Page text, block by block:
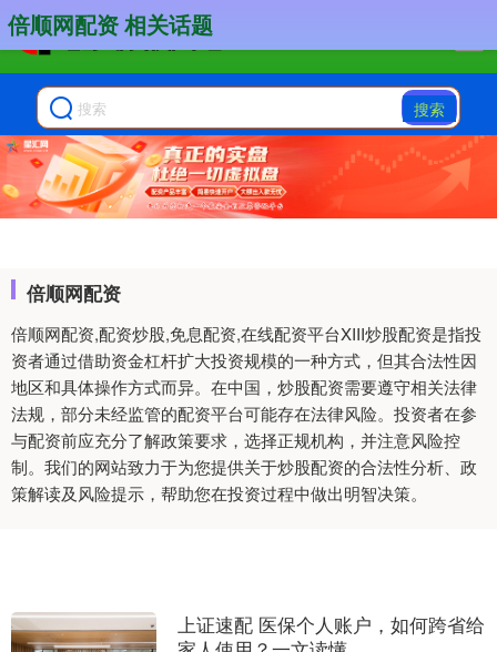
搜索
倍顺网配资
倍顺网配资,配资炒股,免息配资,在线配资平台XIII‌炒股配资是指投
资者通过借助资金杠杆扩大投资规模的一种方式，但其合法性因
地区和具体操作方式而异。在中国，炒股配资需要遵守相关法律
法规，部分未经监管的配资平台可能存在法律风险。投资者在参
与配资前应充分了解政策要求，选择正规机构，并注意风险控
制。我们的网站致力于为您提供关于炒股配资的合法性分析、政
策解读及风险提示，帮助您在投资过程中做出明智决策。
倍顺网配资 相关话题
上证速配 医保个人账户，如何跨省给